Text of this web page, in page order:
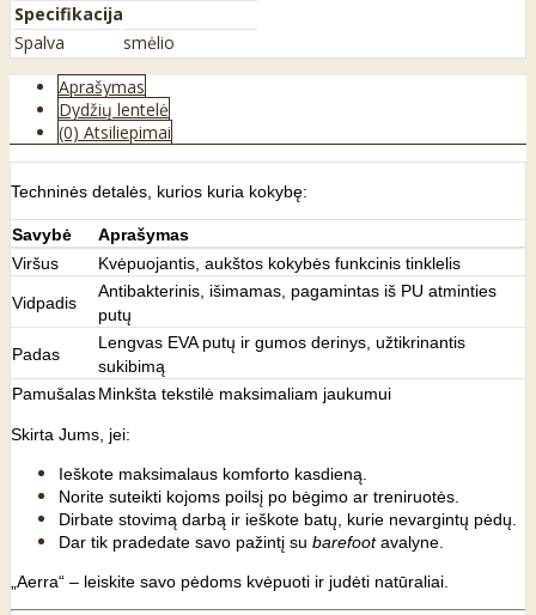
Specifikacija
Spalva
smėlio
Aprašymas
Dydžių lentelė
(0) Atsiliepimai
Techninės detalės, kurios kuria kokybę:
Savybė
Aprašymas
Viršus
Kvėpuojantis, aukštos kokybės funkcinis tinklelis
Vidpadis
Antibakterinis, išimamas, pagamintas iš PU atminties
putų
Padas
Lengvas EVA putų ir gumos derinys, užtikrinantis
sukibimą
PamušalasMinkšta tekstilė maksimaliam jaukumui
Skirta Jums, jei:
Ieškote maksimalaus komforto kasdieną.
Norite suteikti kojoms poilsį po bėgimo ar treniruotės.
Dirbate stovimą darbą ir ieškote batų, kurie nevargintų pėdų.
Dar tik pradedate savo pažintį su barefootavalyne.
„Aerra“ – leiskite savo pėdoms kvėpuoti ir judėti natūraliai.